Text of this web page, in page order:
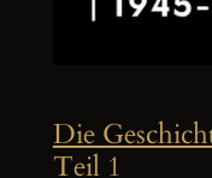
Die
Teil 1